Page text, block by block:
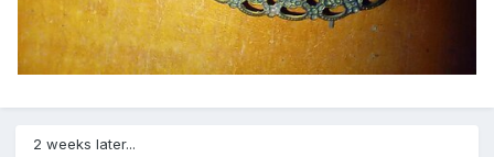
2 weeks later...